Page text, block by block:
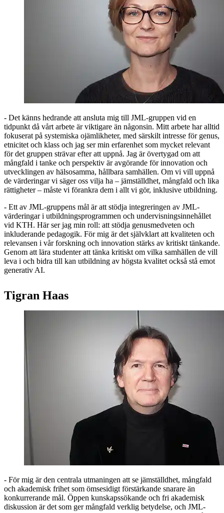
- Det känns hedrande att ansluta mig till JML-gruppen vid en
tidpunkt då vårt arbete är viktigare än någonsin. Mitt arbete har alltid
fokuserat på systemiska ojämlikheter, med särskilt intresse för genus,
etnicitet och klass och jag ser min erfarenhet som mycket relevant
för det gruppen strävar efter att uppnå. Jag är övertygad om att
mångfald i tanke och perspektiv är avgörande för innovation och
utvecklingen av hälsosamma, hållbara samhällen. Om vi vill uppnå
de värderingar vi säger oss vilja ha – jämställdhet, mångfald och lika
rättigheter – måste vi förankra dem i allt vi gör, inklusive utbildning.
- Ett av JML-gruppens mål är att stödja integreringen av JML-
värderingar i utbildningsprogrammen och undervisningsinnehållet
vid KTH. Här ser jag min roll: att stödja genusmedveten och
inkluderande pedagogik. För mig är det självklart att kvaliteten och
relevansen i vår forskning och innovation stärks av kritiskt tänkande.
Genom att lära studenter att tänka kritiskt om vilka samhällen de vill
leva i och bidra till kan utbildning av högsta kvalitet också stå emot
generativ AI.
Tigran Haas
- För mig är den centrala utmaningen att se jämställdhet, mångfald
och akademisk frihet som ömsesidigt förstärkande snarare än
konkurrerande mål. Öppen kunskapssökande och fri akademisk
diskussion är det som ger mångfald verklig betydelse, och JML-